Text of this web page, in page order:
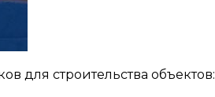
для строительства объектов: